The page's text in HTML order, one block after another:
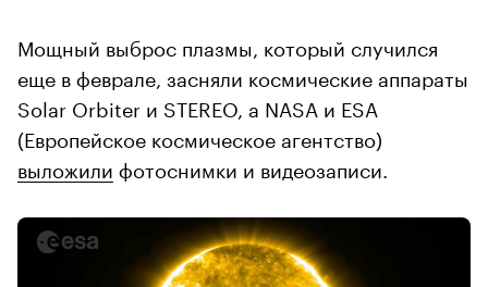
Мощный выброс плазмы, который случился
еще в феврале, засняли космические аппараты
Solar Orbiter и STEREO, а NASA и ESA
(Европейское космическое агентство)
выложили фотоснимки и видеозаписи.